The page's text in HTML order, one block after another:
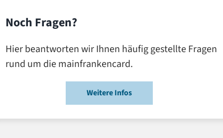
Noch Fragen?
Hier beantworten wir Ihnen häufig gestellte Fragen
rund um die mainfrankencard.
Weitere Infos